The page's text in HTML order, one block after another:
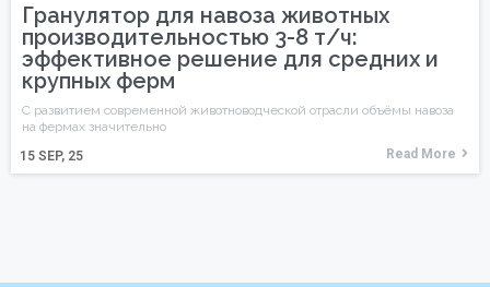
Гранулятор для навоза животных
производительностью 3-8 т/ч:
эффективное решение для средних и
крупных ферм
15 SEP, 25
С развитием современной животноводческой отрасли объёмы навоза
на фермах значительно
Read More